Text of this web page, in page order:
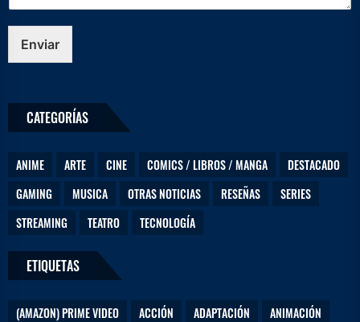
Enviar
CATEGORÍAS
ANIME ARTE CINE COMICS / LIBROS / MANGA
DESTACADO
GAMING
MUSICA OTRAS NOTICIAS RESEÑAS
SERIES
STREAMING
TEATRO TECNOLOGÍA
ETIQUETAS
(AMAZON) PRIME VIDEO ACCIÓN ADAPTACIÓN
ANIMACIÓN